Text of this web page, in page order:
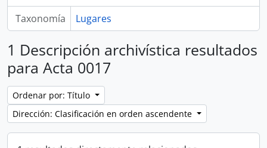
Taxonomía Lugares
1 Descripción archivística resultados
para Acta 0017
Ordenar por: Título
Dirección: Clasificación en orden ascendente